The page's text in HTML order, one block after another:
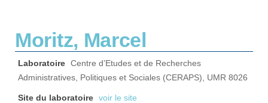
Moritz, Marcel
Laboratoire Centre d’Etudes et de Recherches
Administratives, Politiques et Sociales (CERAPS), UMR 8026
Site du laboratoire voir le site